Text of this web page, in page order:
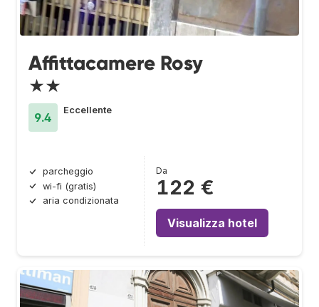
Affittacamere Rosy
★★
9.4
Eccellente
parcheggio
wi-fi (gratis)
aria condizionata
Da
122 €
Visualizza hotel